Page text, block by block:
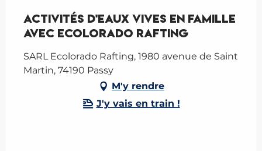
Activités d'eaux vives en famille
avec Ecolorado Rafting
SARL Ecolorado Rafting, 1980 avenue de Saint
Martin, 74190 Passy
M'y rendre
J'y vais en train !